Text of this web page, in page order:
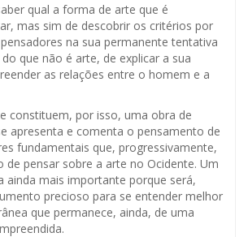
qual a forma de arte que é
mas sim de descobrir os critérios por
na sua permanente tentativa
que não é arte, de explicar a sua
as relações entre o homem e a
constituem, por isso, uma obra de
apresenta e comenta o pensamento de
fundamentais que, progressivamente,
de pensar sobre a arte no Ocidente. Um
ainda mais importante porque será,
precioso para se entender melhor
que permanece, ainda, de uma